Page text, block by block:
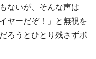
ないが、そんな声は
ヤーだぞ！」と無視を
ろうとひとり残さずボ